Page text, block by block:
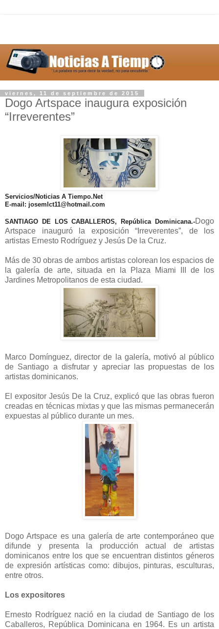
viernes, 11 de septiembre de 2015
Dogo Artspace inaugura exposición
“Irreverentes”
Servicios/Noticias A Tiempo.Net
E-mail: josemlct11@hotmail.com
SANTIAGO DE LOS CABALLEROS, República Dominicana.-Dogo
Artspace inauguró la exposición “Irreverentes”, de los
artistas Ernesto Rodríguez y Jesús De la Cruz.
Más de 30 obras de ambos artistas colorean los espacios de
la galería de arte, situada en la Plaza Miami III de los
Jardines Metropolitanos de esta ciudad.
Marco Domínguez, director de la galería, motivó al público
de Santiago a disfrutar y apreciar las propuestas de los
artistas dominicanos.
El expositor Jesús De la Cruz, explicó que las obras fueron
creadas en técnicas mixtas y que las mismas permanecerán
expuestas al público durante un mes.
Dogo Artspace es una galería de arte contemporáneo que
difunde y presenta la producción actual de artistas
dominicanos entre los que se encuentran distintos géneros
de expresión artísticas como: dibujos, pinturas, esculturas,
entre otros.
Los expositores
Ernesto Rodríguez nació en la ciudad de Santiago de los
Caballeros, República Dominicana en 1964. Es un artista